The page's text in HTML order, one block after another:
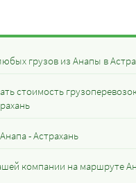
грузов из Анапы в
стоимость
- Астрахань
компании на маршруте